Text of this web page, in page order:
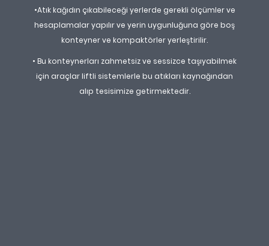
•Atık kağıdın çıkabileceği yerlerde gerekli ölçümler ve
hesaplamalar yapılır ve yerin uygunluğuna göre boş
konteyner ve kompaktörler yerleştirilir.
• Bu konteynerları zahmetsiz ve sessizce taşıyabilmek
için araçlar liftli sistemlerle bu atıkları kaynağından
alıp tesisimize getirmektedir.